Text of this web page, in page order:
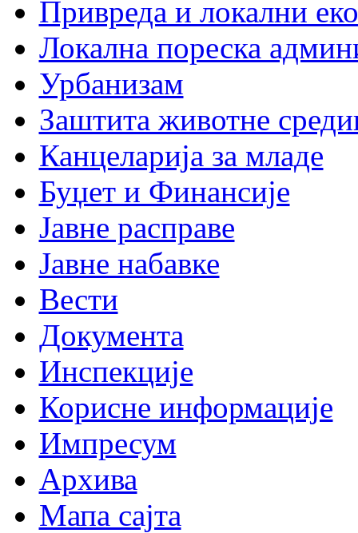
Привреда и локални
Локална пореска
Урбанизам
Заштита животне
Канцеларија за младе
Буџет и Финансије
Јавне расправе
Јавне набавке
Вести
Документа
Инспекције
Корисне информације
Импресум
Архива
Мапа сајта